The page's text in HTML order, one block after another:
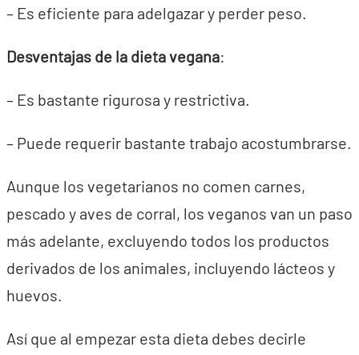
– Es eficiente para adelgazar y perder peso.
Desventajas de la dieta vegana:
– Es bastante rigurosa y restrictiva.
– Puede requerir bastante trabajo acostumbrarse.
Aunque los vegetarianos no comen carnes,
pescado y aves de corral, los veganos van un paso
más adelante, excluyendo todos los productos
derivados de los animales, incluyendo lácteos y
huevos.
Así que al empezar esta dieta debes decirle